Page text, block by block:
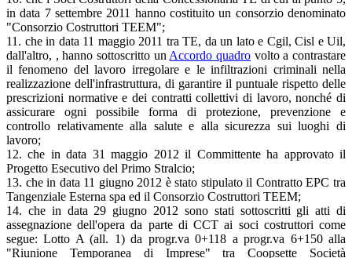
in data 7 settembre 2011 hanno costituito un consorzio denominato
"Consorzio Costruttori TEEM";
11. che in data 11 maggio 2011 tra TE, da un lato e Cgil, Cisl e Uil,
dall'altro, , hanno sottoscritto un Accordo quadro volto a contrastare
il fenomeno del lavoro irregolare e le infiltrazioni criminali nella
realizzazione dell'infrastruttura, di garantire il puntuale rispetto delle
prescrizioni normative e dei contratti collettivi di lavoro, nonché di
assicurare ogni possibile forma di protezione, prevenzione e
controllo relativamente alla salute e alla sicurezza sui luoghi di
lavoro;
12. che in data 31 maggio 2012 il Committente ha approvato il
Progetto Esecutivo del Primo Stralcio;
13. che in data 11 giugno 2012 è stato stipulato il Contratto EPC tra
Tangenziale Esterna spa ed il Consorzio Costruttori TEEM;
14. che in data 29 giugno 2012 sono stati sottoscritti gli atti di
assegnazione dell'opera da parte di CCT ai soci costruttori come
segue: Lotto A (all. 1) da progr.va 0+118 a progr.va 6+150 alla
"Riunione Temporanea di Imprese" tra Coopsette Società